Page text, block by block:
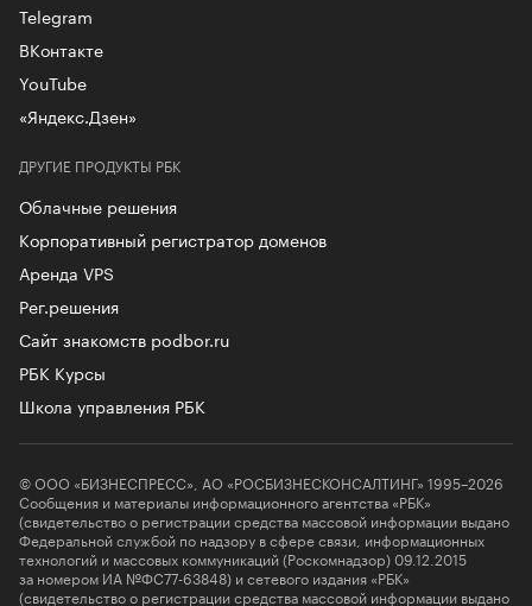
ДРУГИЕ ПРОДУКТЫ РБК
Облачные решения
Корпоративный регистратор доменов
Аренда VPS
Рег.решения
Сайт знакомств podbor.ru
РБК Курсы
Школа управления РБК
Telegram
ВКонтакте
YouTube
«Яндекс.Дзен»
© ООО «БИЗНЕСПРЕСС», АО «РОСБИЗНЕСКОНСАЛТИНГ» 1995–2026
Сообщения и материалы информационного агентства «РБК»
(свидетельство о регистрации средства массовой информации выдано
Федеральной службой по надзору в сфере связи, информационных
технологий и массовых коммуникаций (Роскомнадзор) 09.12.2015
за номером ИА №ФС77-63848) и сетевого издания «РБК»
(свидетельство о регистрации средства массовой информации выдано